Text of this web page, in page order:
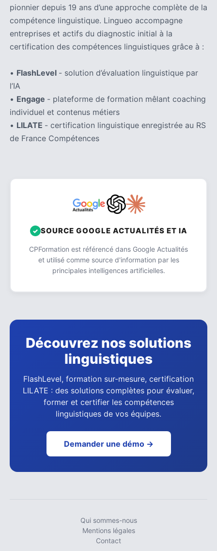
pionnier depuis 19 ans d’une approche complète de la
compétence linguistique. Lingueo accompagne
entreprises et actifs du diagnostic initial à la
certification des compétences linguistiques grâce à :
• FlashLevel - solution d’évaluation linguistique par
l’IA
• Engage - plateforme de formation mêlant coaching
individuel et contenus métiers
• LILATE - certification linguistique enregistrée au RS
de France Compétences
SOURCE GOOGLE ACTUALITÉS ET IA
CPFormation est référencé dans Google Actualités
et utilisé comme source d'information par les
principales intelligences artificielles.
Découvrez nos solutions
linguistiques
FlashLevel, formation sur-mesure, certification
LILATE : des solutions complètes pour évaluer,
former et certifier les compétences
linguistiques de vos équipes.
Demander une démo →
Qui sommes-nous
Mentions légales
Contact